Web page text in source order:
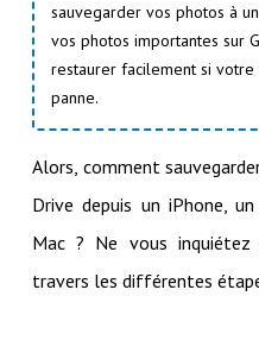
sauvegarder vos photos à
vos photos importantes sur
restaurer facilement si
panne.
Alors, comment
Drive depuis un iPhone,
Mac ? Ne vous inquiétez
travers les différentes